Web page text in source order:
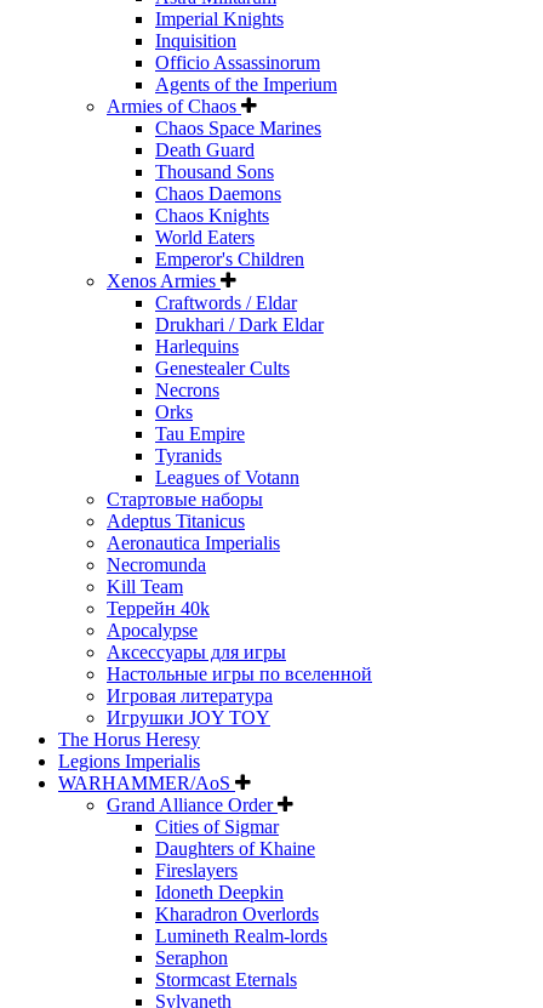
Imperial Knights
Inquisition
Officio Assassinorum
Agents of the Imperium
Armies of Chaos
Chaos Space Marines
Death Guard
Thousand Sons
Chaos Daemons
Chaos Knights
World Eaters
Emperor's Children
Xenos Armies
Craftwords / Eldar
Drukhari / Dark Eldar
Harlequins
Genestealer Cults
Necrons
Orks
Tau Empire
Tyranids
Leagues of Votann
Стартовые наборы
Adeptus Titanicus
Aeronautica Imperialis
Necromunda
Kill Team
Террейн 40k
Apocalypse
Аксессуары для игры
Настольные игры по вселенной
Игровая литература
Игрушки JOY TOY
The Horus Heresy
Legions Imperialis
WARHAMMER/AoS
Grand Alliance Order
Cities of Sigmar
Daughters of Khaine
Fireslayers
Idoneth Deepkin
Kharadron Overlords
Lumineth Realm-lords
Seraphon
Stormcast Eternals
Sylvaneth